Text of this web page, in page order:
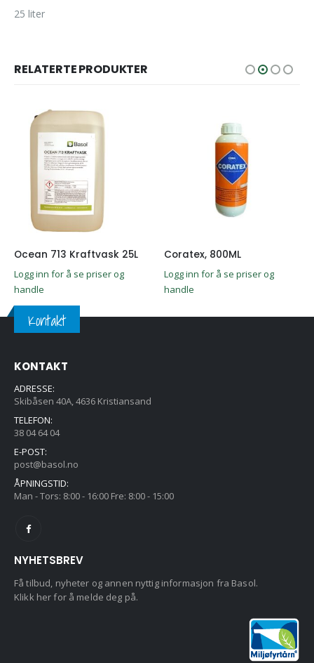
25 liter
RELATERTE PRODUKTER
Ocean 713 Kraftvask 25L
Logg inn for å se priser og
handle
Coratex, 800ML
Logg inn for å se priser og
handle
Kontakt
KONTAKT
ADRESSE:
Skibåsen 40A, 4636 Kristiansand
TELEFON:
38 04 64 04
E-POST:
post@basol.no
ÅPNINGSTID:
Man - Tors: 8:00 - 16:00 Fre: 8:00 - 15:00
NYHETSBREV
Få tilbud, nyheter og annen nyttig informasjon fra Basol.
Klikk her for å melde deg på.